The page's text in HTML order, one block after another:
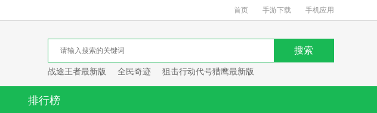
首页 手游下载 手机应用
战途王者最新版 全民奇迹 狙击行动代号猎鹰最新版
排行榜